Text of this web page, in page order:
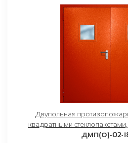
Двупольная
квадратными
ДМП(О)-02-